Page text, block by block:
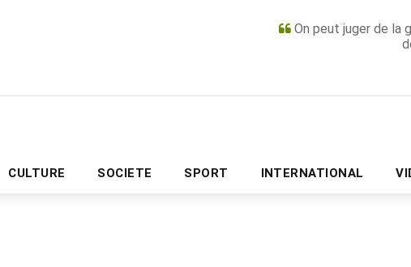
On peut juger de la
CULTURE SOCIETE SPORT INTERNATIONAL
PUBLICITÉ